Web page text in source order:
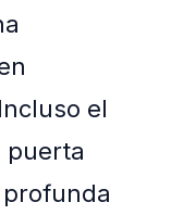
el
puerta